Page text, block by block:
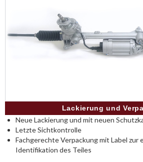
Lackierung und
Neue Lackierung und mit neuen
Letzte Sichtkontrolle
Fachgerechte Verpackung mit Label zur
Identifikation des Teiles